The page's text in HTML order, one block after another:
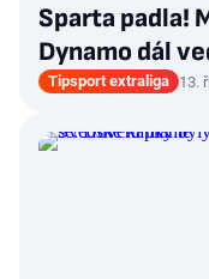
Sparta padla!
Dynamo dál
Tipsport extraliga 13.